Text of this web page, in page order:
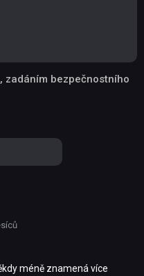
zadáním bezpečnostního
méně znamená více